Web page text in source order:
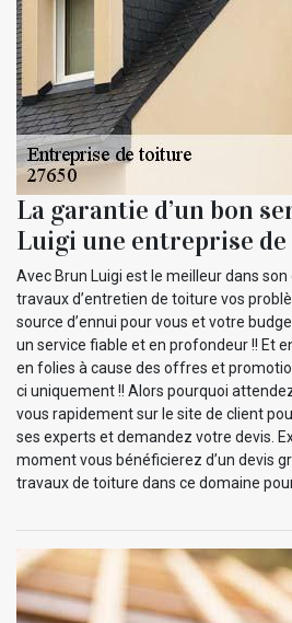
La garantie d’un bon
Luigi une entreprise
Avec Brun Luigi est le meilleur dans
travaux d’entretien de toiture vos
source d’ennui pour vous et votre
un service fiable et en profondeur !! Et
en folies à cause des offres et
ci uniquement !! Alors pourquoi
vous rapidement sur le site de client
ses experts et demandez votre devis.
moment vous bénéficierez d’un devis
travaux de toiture dans ce domaine